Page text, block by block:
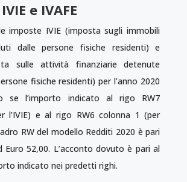
e IVAFE
imposte IVIE (imposta sugli immobili
dalle persone fisiche residenti) e
sulle attività finanziarie detenute
fisiche residenti) per l’anno 2020
se l’importo indicato al rigo RW7
l’IVIE) e al rigo RW6 colonna 1 (per
RW del modello Redditi 2020 è pari
Euro 52,00. L’acconto dovuto è pari al
indicato nei predetti righi.